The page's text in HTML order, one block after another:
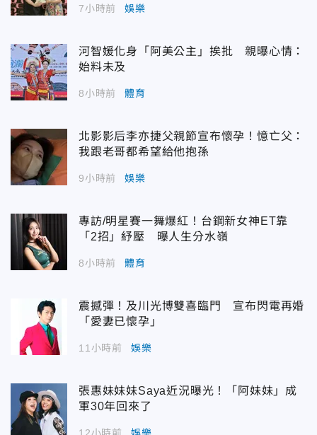
7小時前 娛樂
河智媛化身「阿美公主」挨批 親曝心情：
始料未及
8小時前 體育
北影影后李亦捷父親節宣布懷孕！憶亡父：
我跟老哥都希望給他抱孫
9小時前 娛樂
專訪/明星賽一舞爆紅！台鋼新女神ET靠
「2招」紓壓 曝人生分水嶺
8小時前 體育
震撼彈！及川光博雙喜臨門 宣布閃電再婚
「愛妻已懷孕」
11小時前 娛樂
張惠妹妹妹Saya近況曝光！「阿妹妹」成
軍30年回來了